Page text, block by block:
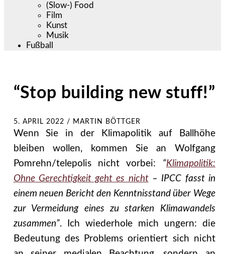
(Slow-) Food
Film
Kunst
Musik
Fußball
“Stop building new stuff!”
5. APRIL 2022 / MARTIN BÖTTGER
Wenn Sie in der Klimapolitik auf Ballhöhe
bleiben wollen, kommen Sie an Wolfgang
Pomrehn/telepolis nicht vorbei: “Klimapolitik:
Ohne Gerechtigkeit geht es nicht– IPCC fasst in
einem neuen Bericht den Kenntnisstand über Wege
zur Vermeidung eines zu starken Klimawandels
zusammen”. Ich wiederhole mich ungern: die
Bedeutung des Problems orientiert sich nicht